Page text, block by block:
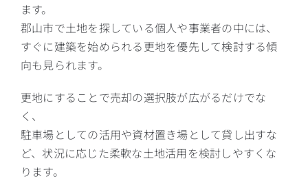
ます。
郡山市で土地を探している個人や事業者の中には、
すぐに建築を始められる更地を優先して検討する傾
向も見られます。
更地にすることで売却の選択肢が広がるだけでな
く、
駐車場としての活用や資材置き場として貸し出すな
ど、状況に応じた柔軟な土地活用を検討しやすくな
ります。